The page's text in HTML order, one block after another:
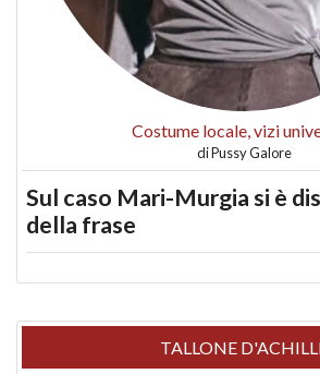
Costume locale, vizi
diPussy Galore
Sul caso Mari-Murgia si è
della frase
TALLONE